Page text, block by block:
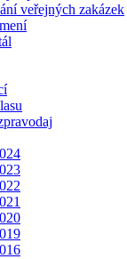
veřejných zakázek